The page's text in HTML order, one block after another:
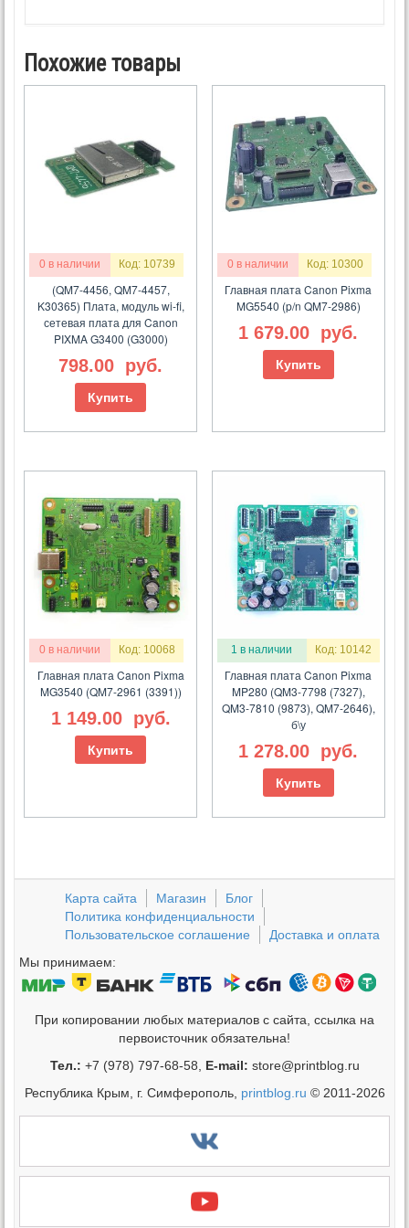
Похожие товары
0 в наличии Код: 10739
(QM7-4456, QM7-4457,
K30365) Плата, модуль wi-fi,
сетевая плата для Canon
PIXMA G3400 (G3000)
798.00 руб.
Купить
0 в наличии Код: 10300
Главная плата Canon Pixma
MG5540 (p/n QM7-2986)
1 679.00 руб.
Купить
0 в наличии Код: 10068
Главная плата Canon Pixma
MG3540 (QM7-2961 (3391))
1 149.00 руб.
Купить
1 в наличии Код: 10142
Главная плата Canon Pixma
MP280 (QM3-7798 (7327),
QM3-7810 (9873), QM7-2646),
б\у
1 278.00 руб.
Купить
Карта сайта Магазин
Блог
Политика конфиденциальности
Пользовательское соглашение
Доставка и оплата
Мы принимаем:
При копировании любых материалов с сайта, ссылка на
первоисточник обязательна!
Тел.: +7 (978) 797-68-58, E-mail: store@printblog.ru
Республика Крым, г. Симферополь, printblog.ru © 2011-2026